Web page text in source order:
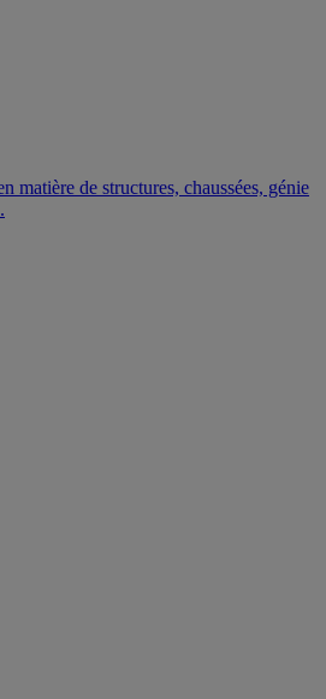
matière de structures, chaussées, génie